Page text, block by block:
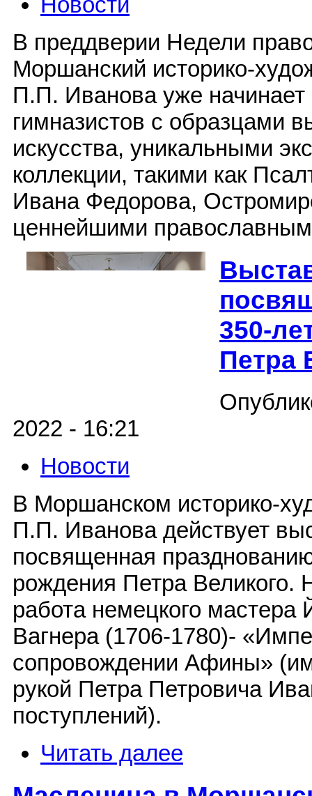
В преддверии Недели
Моршанский историко-
П.П. Иванова уже начинает
гимназистов с образцами
искусства, уникальными
коллекции, такими как
Ивана Федорова,
ценнейшими
350-
Петра
2022 - 16:21
Новости
В Моршанском историко-
П.П. Иванова действует
посвященная
рождения Петра Великого.
работа немецкого
Вагнера (1706-1780)-
сопровождении Афины»
рукой Петра Петровича
поступлений).
Читать далее